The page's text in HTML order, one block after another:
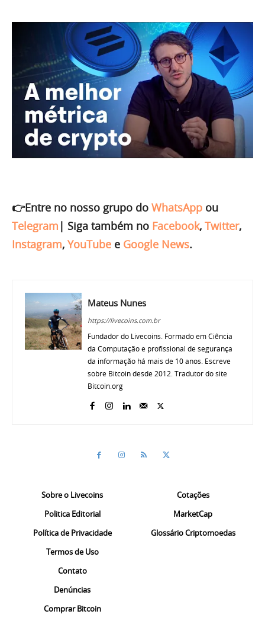
👉Entre no nosso grupo do WhatsApp ou
Telegram | Siga também no Facebook, Twitter,
Instagram, YouTube e Google News.
Mateus Nunes
https://livecoins.com.br
Fundador do Livecoins. Formado em Ciência
da Computação e profissional de segurança
da informação há mais de 10 anos. Escreve
sobre Bitcoin desde 2012. Tradutor do site
Bitcoin.org
Sobre o Livecoins
Politica Editorial
Política de Privacidade
Termos de Uso
Contato
Denúncias
Comprar Bitcoin
Cotações
MarketCap
Glossário Criptomoedas